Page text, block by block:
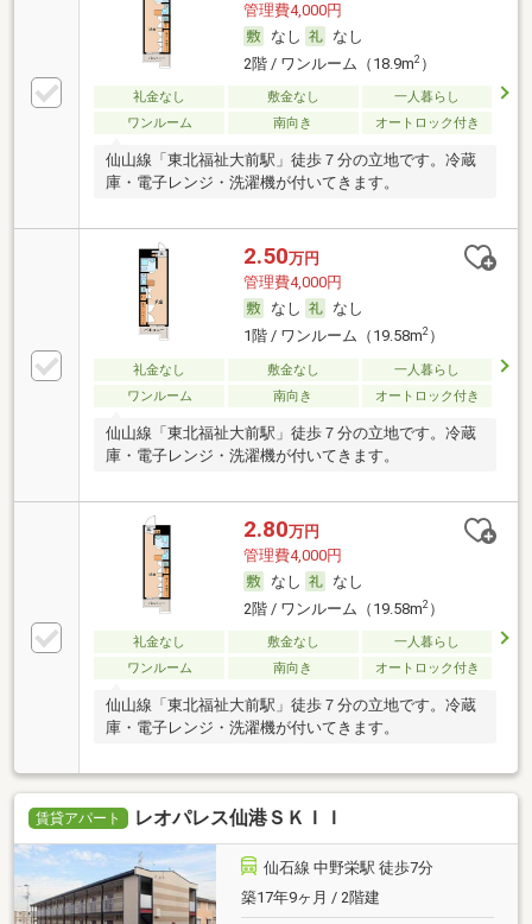
管理費4,000円
なし
なし
2階 / ワンルーム（18.9m2）
礼金なし 敷金なし
一人暮らし
ワンルーム
南向き オートロック付き
仙山線「東北福祉大前駅」徒歩７分の立地です。冷蔵
庫・電子レンジ・洗濯機が付いてきます。
2.50万円
管理費4,000円
なし
なし
1階 / ワンルーム（19.58m2）
礼金なし 敷金なし
一人暮らし
ワンルーム
南向き オートロック付き
仙山線「東北福祉大前駅」徒歩７分の立地です。冷蔵
庫・電子レンジ・洗濯機が付いてきます。
2.80万円
管理費4,000円
なし
なし
2階 / ワンルーム（19.58m2）
礼金なし 敷金なし
一人暮らし
ワンルーム
南向き オートロック付き
仙山線「東北福祉大前駅」徒歩７分の立地です。冷蔵
庫・電子レンジ・洗濯機が付いてきます。
賃貸アパート レオパレス仙港ＳＫＩＩ
仙石線 中野栄駅 徒歩7分
築17年9ヶ月 / 2階建